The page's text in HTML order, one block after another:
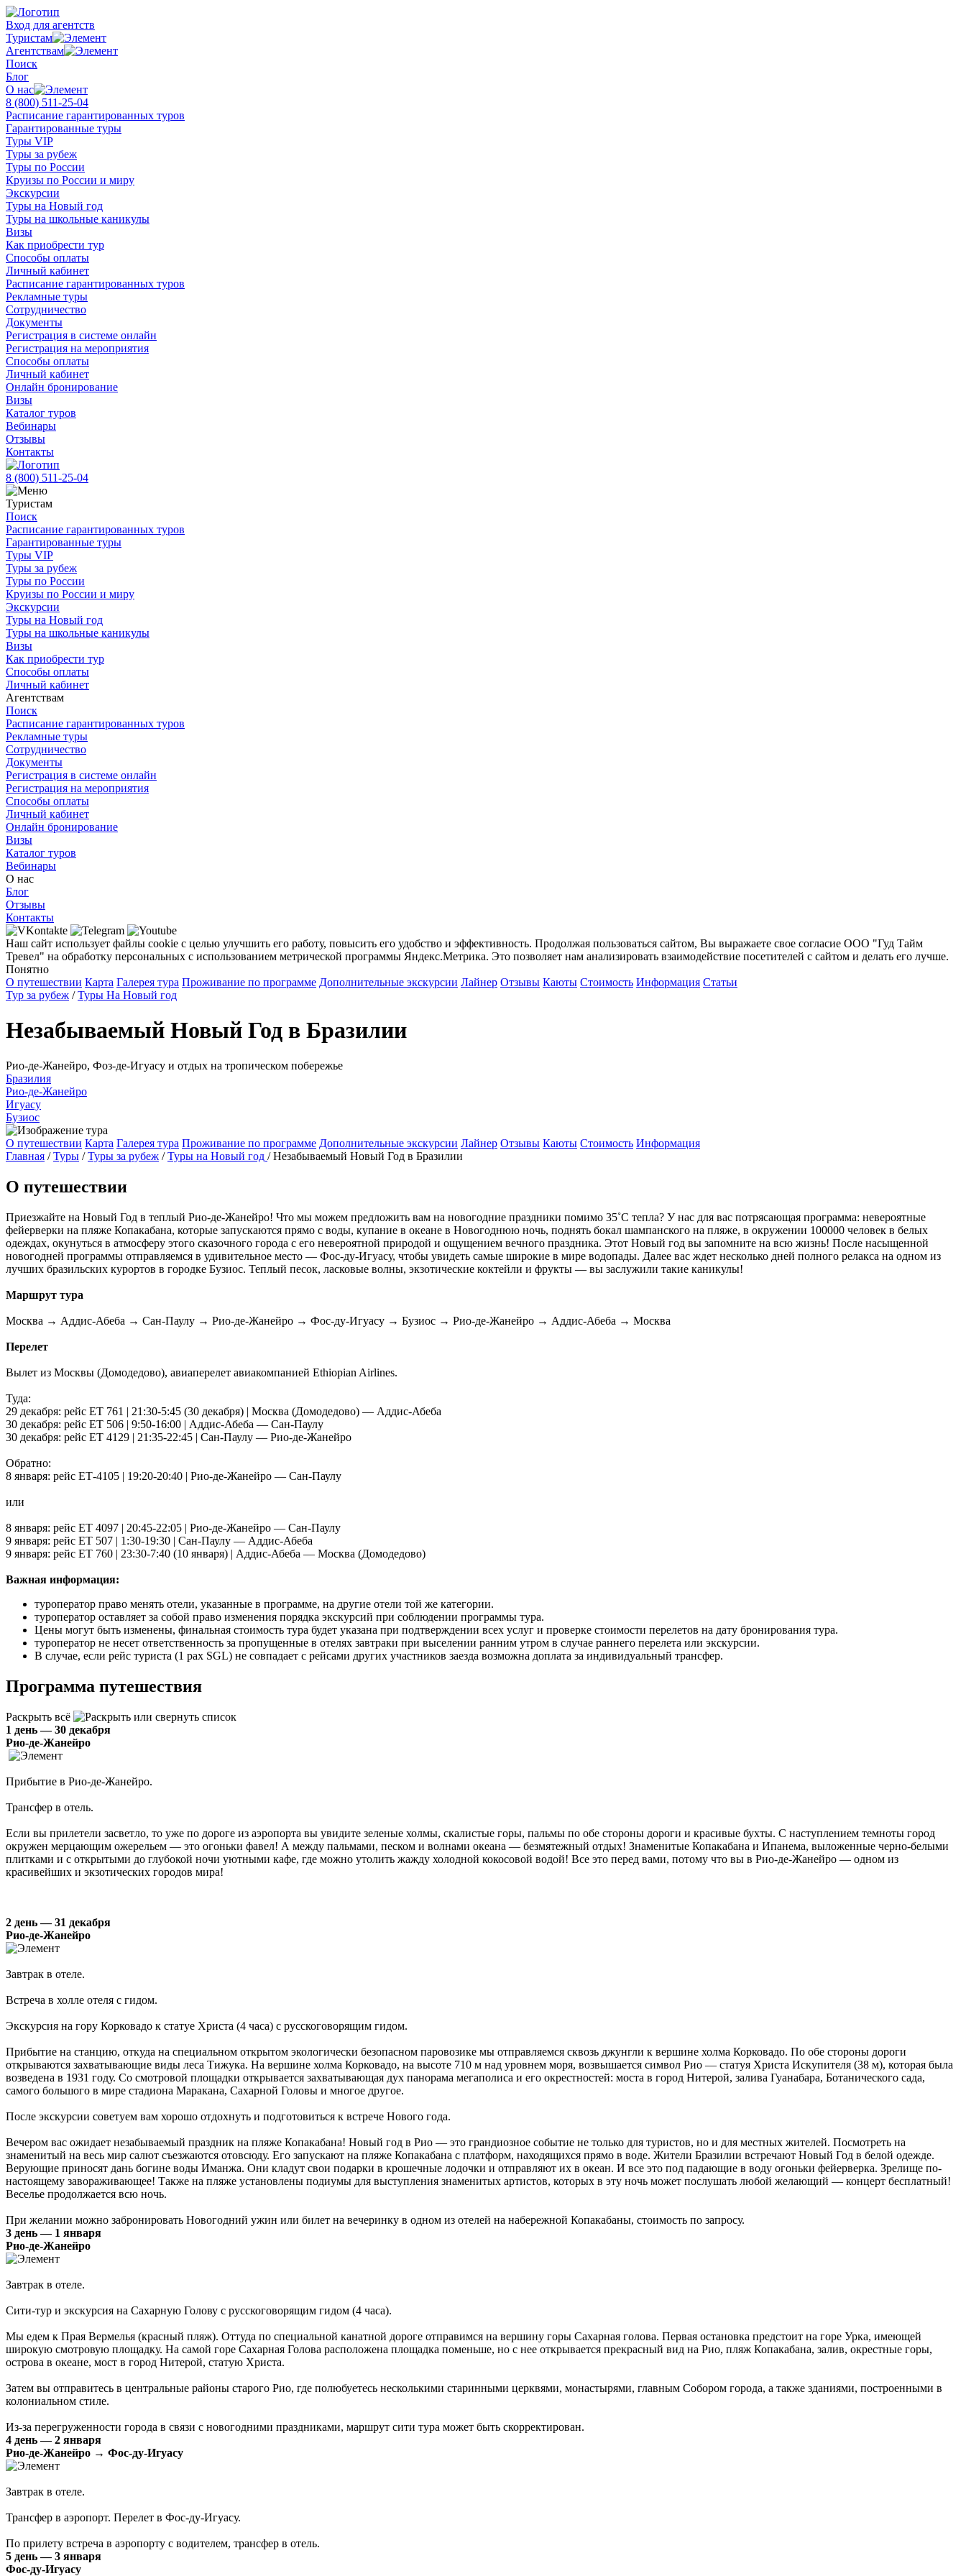
Вход для агентств
Туристам
Агентствам
Поиск
Блог
О нас
8 (800) 511-25-04
Расписание гарантированных туров
Гарантированные туры
Туры VIP
Туры за рубеж
Туры по России
Круизы по России и миру
Экскурсии
Туры на Новый год
Туры на школьные каникулы
Визы
Как приобрести тур
Способы оплаты
Личный кабинет
Расписание гарантированных туров
Рекламные туры
Сотрудничество
Документы
Регистрация в системе онлайн
Регистрация на мероприятия
Способы оплаты
Личный кабинет
Онлайн бронирование
Визы
Каталог туров
Вебинары
Отзывы
Контакты
8 (800) 511-25-04
Туристам
Поиск
Расписание гарантированных туров
Гарантированные туры
Туры VIP
Туры за рубеж
Туры по России
Круизы по России и миру
Экскурсии
Туры на Новый год
Туры на школьные каникулы
Визы
Как приобрести тур
Способы оплаты
Личный кабинет
Агентствам
Поиск
Расписание гарантированных туров
Рекламные туры
Сотрудничество
Документы
Регистрация в системе онлайн
Регистрация на мероприятия
Способы оплаты
Личный кабинет
Онлайн бронирование
Визы
Каталог туров
Вебинары
О нас
Блог
Отзывы
Контакты
Наш сайт использует файлы cookie с целью улучшить его работу, повысить его удобство и эффективность. Продолжая пользоваться сайтом, Вы выражаете свое согласие ООО "Гуд Тайм
Тревел" на обработку персональных с использованием метрической программы Яндекс.Метрика. Это позволяет нам анализировать взаимодействие посетителей с сайтом и делать его лучше.
Понятно
О путешествии Карта Галерея тура Проживание по программе Дополнительные экскурсии Лайнер Отзывы Каюты Стоимость Информация Статьи
Тур за рубеж /Туры На Новый год
Незабываемый Новый Год в Бразилии
Рио-де-Жанейро, Фоз-де-Игуасу и отдых на тропическом побережье
Бразилия
Рио-де-Жанейро
Игуасу
Бузиос
О путешествии Карта Галерея тура Проживание по программе Дополнительные экскурсии Лайнер Отзывы Каюты Стоимость Информация
Главная /Туры /Туры за рубеж /Туры на Новый год /Незабываемый Новый Год в Бразилии
О путешествии
Приезжайте на Новый Год в теплый Рио-де-Жанейро! Что мы можем предложить вам на новогодние праздники помимо 35˚С тепла? У нас для вас потрясающая программа: невероятные
фейерверки на пляже Копакабана, которые запускаются прямо с воды, купание в океане в Новогоднюю ночь, поднять бокал шампанского на пляже, в окружении 100000 человек в белых
одеждах, окунуться в атмосферу этого сказочного города с его невероятной природой и ощущением вечного праздника. Этот Новый год вы запомните на всю жизнь! После насыщенной
новогодней программы отправляемся в удивительное место — Фос-ду-Игуасу, чтобы увидеть самые широкие в мире водопады. Далее вас ждет несколько дней полного релакса на одном из
лучших бразильских курортов в городке Бузиос. Теплый песок, ласковые волны, экзотические коктейли и фрукты — вы заслужили такие каникулы!
Маршрут тура
Москва → Аддис-Абеба → Сан-Паулу → Рио-де-Жанейро → Фос-ду-Игуасу → Бузиос → Рио-де-Жанейро → Аддис-Абеба → Москва
Перелет
Вылет из Москвы (Домодедово), авиаперелет авиакомпанией Ethiopian Airlines.
Туда:
29 декабря: рейс ЕТ 761 | 21:30-5:45 (30 декабря) | Москва (Домодедово) — Аддис-Абеба
30 декабря: рейс ЕТ 506 | 9:50-16:00 | Аддис-Абеба — Сан-Паулу
30 декабря: рейс ЕТ 4129 | 21:35-22:45 | Сан-Паулу — Рио-де-Жанейро
Обратно:
8 января: рейс ЕТ-4105 | 19:20-20:40 | Рио-де-Жанейро — Сан-Паулу
или
8 января: рейс ЕТ 4097 | 20:45-22:05 | Рио-де-Жанейро — Сан-Паулу
9 января: рейс ЕТ 507 | 1:30-19:30 | Сан-Паулу — Аддис-Абеба
9 января: рейс ЕТ 760 | 23:30-7:40 (10 января) | Аддис-Абеба — Москва (Домодедово)
Важная информация:
туроператор право менять отели, указанные в программе, на другие отели той же категории.
туроператор оставляет за собой право изменения порядка экскурсий при соблюдении программы тура.
Цены могут быть изменены, финальная стоимость тура будет указана при подтверждении всех услуг и проверке стоимости перелетов на дату бронирования тура.
туроператор не несет ответственность за пропущенные в отелях завтраки при выселении ранним утром в случае раннего перелета или экскурсии.
В случае, если рейс туриста (1 pax SGL) не совпадает с рейсами других участников заезда возможна доплата за индивидуальный трансфер.
Программа путешествия
Раскрыть всё
1 день — 30 декабря
Рио-де-Жанейро
Прибытие в Рио-де-Жанейро.
Трансфер в отель.
Если вы прилетели засветло, то уже по дороге из аэропорта вы увидите зеленые холмы, скалистые горы, пальмы по обе стороны дороги и красивые бухты. С наступлением темноты город
окружен мерцающим ожерельем — это огоньки фавел! А между пальмами, песком и волнами океана — безмятежный отдых! Знаменитые Копакабана и Ипанема, выложенные черно-белыми
плитками и с открытыми до глубокой ночи уютными кафе, где можно утолить жажду холодной кокосовой водой! Все это перед вами, потому что вы в Рио-де-Жанейро — одном из
красивейших и экзотических городов мира!
2 день — 31 декабря
Рио-де-Жанейро
Завтрак в отеле.
Встреча в холле отеля с гидом.
Экскурсия на гору Корковадо к статуе Христа (4 часа) с русскоговорящим гидом.
Прибытие на станцию, откуда на специальном открытом экологически безопасном паровозике мы отправляемся сквозь джунгли к вершине холма Корковадо. По обе стороны дороги
открываются захватывающие виды леса Тижука. На вершине холма Корковадо, на высоте 710 м над уровнем моря, возвышается символ Рио — статуя Христа Искупителя (38 м), которая была
возведена в 1931 году. Со смотровой площадки открывается захватывающая дух панорама мегаполиса и его окрестностей: моста в город Нитерой, залива Гуанабара, Ботанического сада,
самого большого в мире стадиона Маракана, Сахарной Головы и многое другое.
После экскурсии советуем вам хорошо отдохнуть и подготовиться к встрече Нового года.
Вечером вас ожидает незабываемый праздник на пляже Копакабана! Новый год в Рио — это грандиозное событие не только для туристов, но и для местных жителей. Посмотреть на
знаменитый на весь мир салют съезжаются отовсюду. Его запускают на пляже Копакабана с платформ, находящихся прямо в воде. Жители Бразилии встречают Новый Год в белой одежде.
Верующие приносят дань богине воды Иманжа. Они кладут свои подарки в крошечные лодочки и отправляют их в океан. И все это под падающие в воду огоньки фейерверка. Зрелище по-
настоящему завораживающее! Также на пляже установлены подиумы для выступления знаменитых артистов, которых в эту ночь может послушать любой желающий — концерт бесплатный!
Веселье продолжается всю ночь.
При желании можно забронировать Новогодний ужин или билет на вечеринку в одном из отелей на набережной Копакабаны, стоимость по запросу.
3 день — 1 января
Рио-де-Жанейро
Завтрак в отеле.
Сити-тур и экскурсия на Сахарную Голову с русскоговорящим гидом (4 часа).
Мы едем к Прая Вермелья (красный пляж). Оттуда по специальной канатной дороге отправимся на вершину горы Сахарная голова. Первая остановка предстоит на горе Урка, имеющей
широкую смотровую площадку. На самой горе Сахарная Голова расположена площадка поменьше, но с нее открывается прекрасный вид на Рио, пляж Копакабана, залив, окрестные горы,
острова в океане, мост в город Нитерой, статую Христа.
Затем вы отправитесь в центральные районы старого Рио, где полюбуетесь несколькими старинными церквями, монастырями, главным Собором города, а также зданиями, построенными в
колониальном стиле.
Из-за перегруженности города в связи с новогодними праздниками, маршрут сити тура может быть скорректирован.
4 день — 2 января
Рио-де-Жанейро → Фос-ду-Игуасу
Завтрак в отеле.
Трансфер в аэропорт. Перелет в Фос-ду-Игуасу.
По прилету встреча в аэропорту с водителем, трансфер в отель.
5 день — 3 января
Фос-ду-Игуасу